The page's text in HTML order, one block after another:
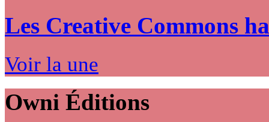
Les Creative Commons
Voir la une
Owni Éditions